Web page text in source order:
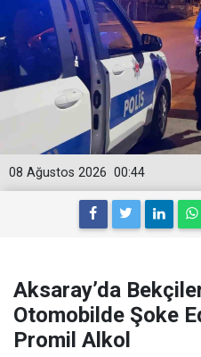
00:44
08 Ağustos 2026
Aksaray’da
Otomobilde Şoke
Promil Alkol